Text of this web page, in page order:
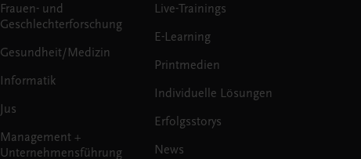
Frauen- und
Geschlechterforschung
Gesundheit/Medizin
Informatik
Jus
Management +
Unternehmensführung
Live-Trainings
E-Learning
Printmedien
Individuelle Lösungen
Erfolgsstorys
News